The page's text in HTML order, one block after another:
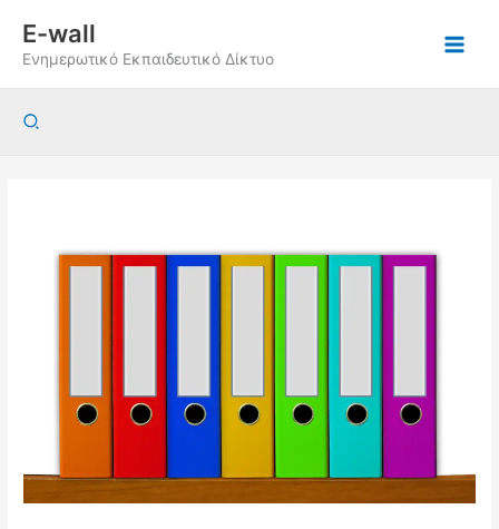
περιεχόμενο
E-wall
Ενημερωτικό Εκπαιδευτικό Δίκτυο
Αναζήτηση